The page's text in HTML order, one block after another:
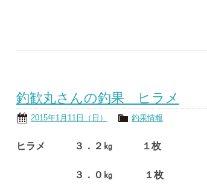
釣歓丸さんの釣果 ヒラメ
2015年1月11日（日） 釣果情報
ヒラメ ３．２㎏ １枚
３．０㎏ １枚